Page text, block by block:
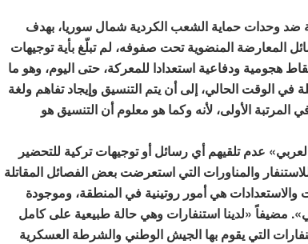
ضد وحدات حماية الشعب الكردية شمال سوريا، بهدف
المعارضة المنضوية تحت صفوفه، لم تبلّغ بأية توجيهات
هجومية ودفاعية استعدادا للمعركة، حتى اليوم، وهو ما
الوقت الحالي، إلى أن يتم التنسيق وإيجاد تفاهم ولغة
الأولى، لأنه وكما هو معلوم أن التنسيق هو
عدم تلقيهم أي رسائل أو توجيهات تركية للتحضير
والمناورات التي استعرضت بعض الفصائل المقاتلة
هي أمور روتينية في المنطقة، وموجودة
مضيفاً «لدينا استنفارات وهي حالة طبيعية على كامل
التي يقوم بها الجيش الوطني والشرطة العسكرية